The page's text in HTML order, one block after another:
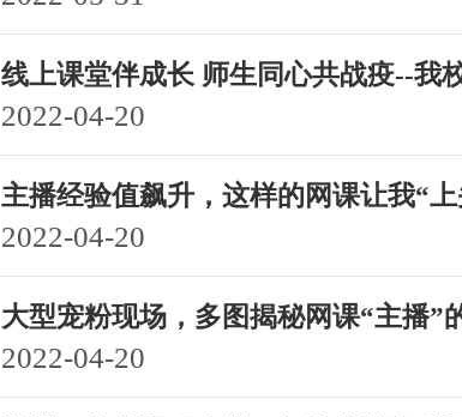
线上课堂伴成长 师生同心共战疫--我
2022-04-20
主播经验值飙升，这样的网课让我“上
2022-04-20
大型宠粉现场，多图揭秘网课“主播”
2022-04-20